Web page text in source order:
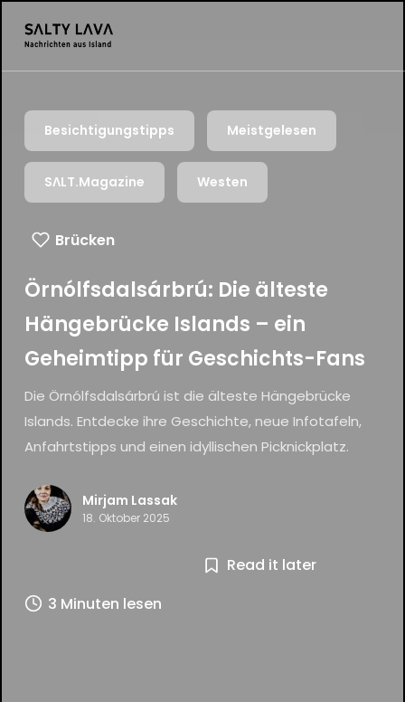
Besichtigungstipps Meistgelesen
SΛLT.Magazine Westen
Brücken
Örnólfsdalsárbrú: Die älteste
Hängebrücke Islands – ein
Geheimtipp für Geschichts-Fans
Die Örnólfsdalsárbrú ist die älteste Hängebrücke
Islands. Entdecke ihre Geschichte, neue Infotafeln,
Anfahrtstipps und einen idyllischen Picknickplatz.
Mirjam Lassak
18. Oktober 2025
Read it later
3 Minuten lesen